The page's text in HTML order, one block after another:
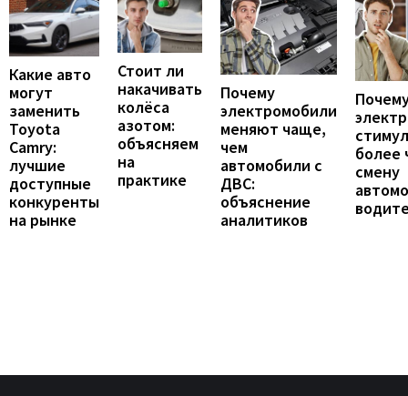
Какие авто
могут
заменить
Toyota
Camry:
лучшие
доступные
конкуренты
на рынке
Стоит ли
накачивать
колёса
азотом:
объясняем
на
практике
Почему
электромобили
меняют чаще,
чем
автомобили с
ДВС:
объяснение
аналитиков
более
смену